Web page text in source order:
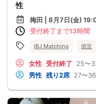
性
梅田 | 8月7日(金)
受付終了まで13時間
IBJ Matching 個室
女性 受付終了 25〜
男性 残り2席 27〜